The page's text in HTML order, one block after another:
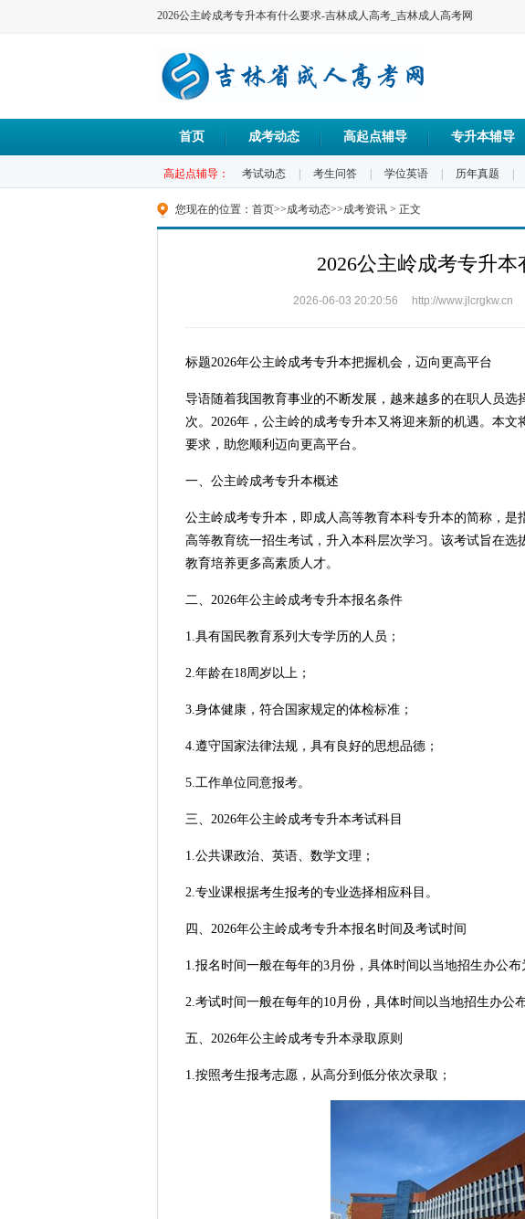
2026公主岭成考专升本有什么要求-吉林成人高考_吉林成人高考网
首页 成考动态 高起点辅导 专升本辅导
高起点辅导： 考试动态 考生问答 学位英语 历年真题
您现在的位置： 首页>>成考动态>>成考资讯 > 正文
2026公主岭成考专升本
2026-06-03 20:20:56 http://www.jlcrgkw.cn
标题2026年公主岭成考专升本把握机会，迈向更高平台
导语随着我国教育事业的不断发展，越来越多的在职人员选
次。2026年，公主岭的成考专升本又将迎来新的机遇。本
要求，助您顺利迈向更高平台。
一、公主岭成考专升本概述
公主岭成考专升本，即成人高等教育本科专升本的简称，是
高等教育统一招生考试，升入本科层次学习。该考试旨在
教育培养更多高素质人才。
二、2026年公主岭成考专升本报名条件
1.具有国民教育系列大专学历的人员；
2.年龄在18周岁以上；
3.身体健康，符合国家规定的体检标准；
4.遵守国家法律法规，具有良好的思想品德；
5.工作单位同意报考。
三、2026年公主岭成考专升本考试科目
1.公共课政治、英语、数学文理；
2.专业课根据考生报考的专业选择相应科目。
四、2026年公主岭成考专升本报名时间及考试时间
1.报名时间一般在每年的3月份，具体时间以当地招生办公布
2.考试时间一般在每年的10月份，具体时间以当地招生办公布
五、2026年公主岭成考专升本录取原则
1.按照考生报考志愿，从高分到低分依次录取；